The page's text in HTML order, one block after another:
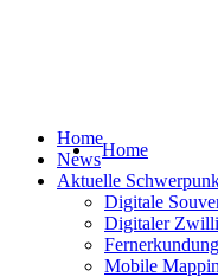
Home
Home
News
Aktuelle
Digitale
Digitaler
Fernerkundung
Mobile